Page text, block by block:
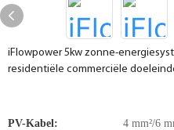
iFlowpower 5kw zonne-
residentiële commerciële
PV-Kabel: 4 mm²/6